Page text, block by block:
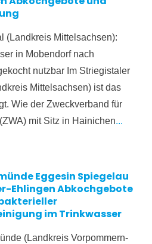
(Landkreis Mittelsachsen):
in Mobendorf nach
nutzbar Im Striegistaler
Mittelsachsen) ist das
Wie der Zweckverband für
mit Sitz in Hainichen...
Eggesin Spiegelau
Ehlingen Abkochgebote
im Trinkwasser
(Landkreis Vorpommern-